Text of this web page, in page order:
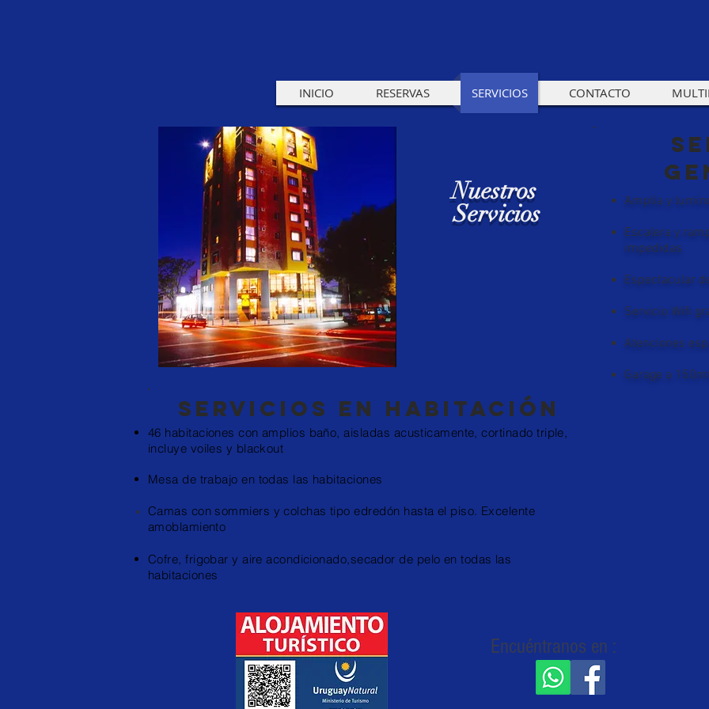
INICIO RESERVAS SERVICIOS CONTACTO
Nuestros
Servicios
Servicios en habitación
46 habitaciones con amplios baño,aisladas acusticamente,cortinado triple,
incluye voiles y blackout.
Mesa de trabajo en todas las habitaciones
Camas con sommiers y colchas tipoedredón hasta el piso. Excelente
amoblamiento
Cofre, frigobar y aire acondicionado,secador de pelo en todas las
habitaciones
Amplia y
Escalera y
impedidas
Espectacular
Servicio Wifi
Atenciones
Garage a
Encuéntranos en :